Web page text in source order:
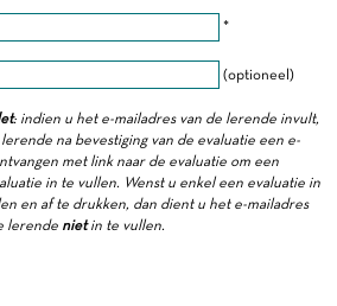
*
(optioneel)
: indien u het e-mailadres van de lerende invult,
na bevestiging van de evaluatie een e-
met link naar de evaluatie om een
in te vullen. Wenst u enkel een evaluatie in
en af te drukken, dan dient u het e-mailadres
lerende nietin te vullen.